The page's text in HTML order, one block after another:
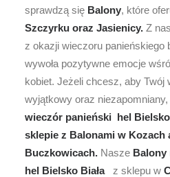
sprawdzą się Balony, które
Szczyrku oraz Jasienicy. Z
z okazji wieczoru panieńskiego
wywoła pozytywne emocje
kobiet. Jeżeli chcesz, aby Twój
wyjątkowy oraz
wieczór panieński hel
sklepie z Balonami w Kozach
Buczkowicach. Nasze Balony
hel Bielsko Biała z sklepu w